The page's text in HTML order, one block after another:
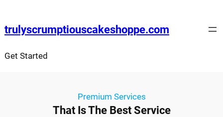
trulyscrumptiouscakeshoppe.com
Get Started
Premium Services
That Is The Best Service